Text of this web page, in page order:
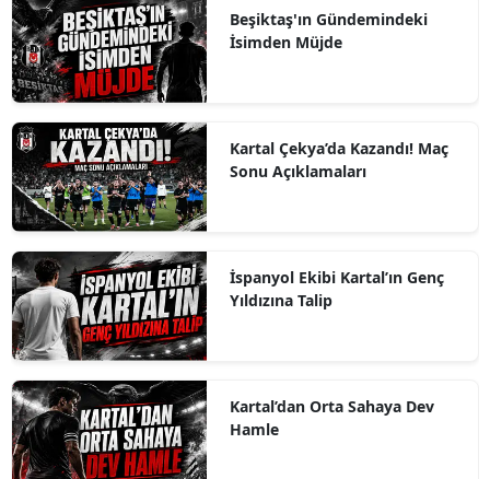
Beşiktaş'ın Gündemindeki
İsimden Müjde
Kartal Çekya’da Kazandı! Maç
Sonu Açıklamaları
İspanyol Ekibi Kartal’ın Genç
Yıldızına Talip
Kartal’dan Orta Sahaya Dev
Hamle